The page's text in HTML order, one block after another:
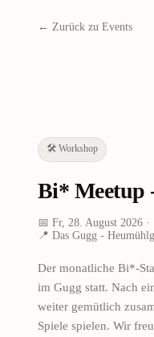
← Zurück zu Events
🛠️ Workshop
Bi* Meetup
📅 Fr, 28. August 2026 ·
📍 Das Gugg -
Der monatliche Bi*-
im Gugg statt. Nach
weiter gemütlich
Spiele spielen. Wir